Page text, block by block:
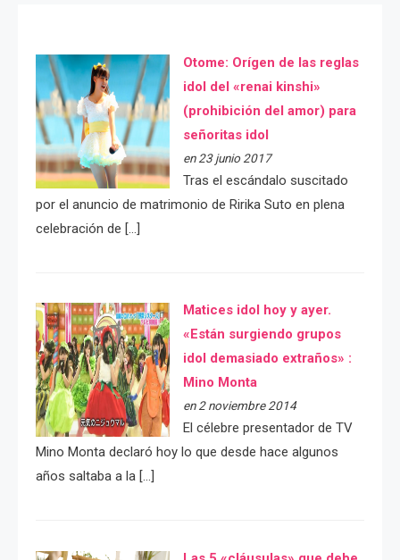
Otome: Orígen de las reglas
idol del «renai kinshi»
(prohibición del amor) para
señoritas idol
en 23 junio 2017
Tras el escándalo suscitado
por el anuncio de matrimonio de Ririka Suto en plena
celebración de […]
Matices idol hoy y ayer.
«Están surgiendo grupos
idol demasiado extraños» :
Mino Monta
en 2 noviembre 2014
El célebre presentador de TV
Mino Monta declaró hoy lo que desde hace algunos
años saltaba a la […]